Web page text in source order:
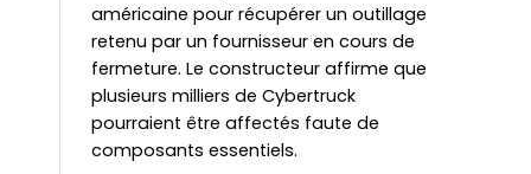
américaine pour récupérer un outillage
retenu par un fournisseur en cours de
fermeture. Le constructeur affirme que
plusieurs milliers de Cybertruck
pourraient être affectés faute de
composants essentiels.